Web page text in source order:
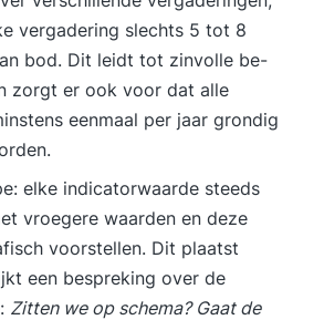
je het maximale resultaat uit je
het geleerde duurzaam toe in je
Over je trainer De training
een ervaren trainer met
Onze trainers combineren
vermogen en een scherp
met een persoonlijke en
Ze confronteren op een
dagen je uit en helpen je om
jezelf te halen.
vergadering slechts 5 tot 8
bod. Dit leidt tot zinvolle be­
zorgt er ook voor dat alle
eenmaal per jaar grondig
elke indicatorwaarde steeds
vroegere waarden en deze
voorstellen. Dit plaatst
een bespreking over de
Zitten we op schema? Gaat de